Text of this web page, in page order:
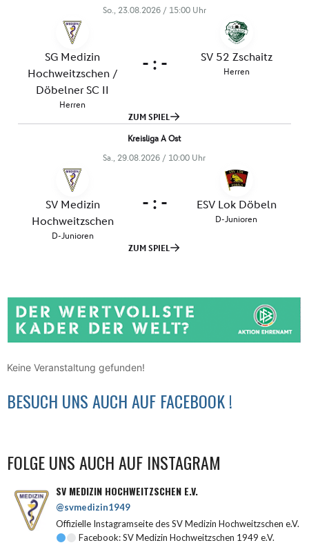
Keine Veranstaltung gefunden!
BESUCH UNS AUCH AUF FACEBOOK !
FOLGE UNS AUCH AUF INSTAGRAM
SV MEDIZIN HOCHWEITZSCHEN E.V.
@svmedizin1949
Offizielle Instagramseite des SV Medizin Hochweitzschen e.V.
Facebook: SV Medizin Hochweitzschen 1949 e.V.